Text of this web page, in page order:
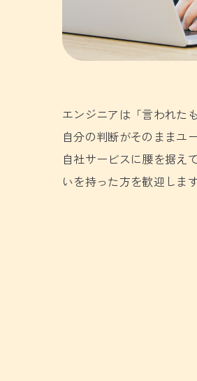
エンジニアは「言われた
自分の判断がそのままユ
自社サービスに腰を据え
いを持った方を歓迎します